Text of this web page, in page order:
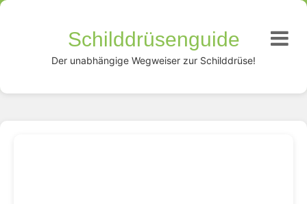
Schilddrüsenguide
Der unabhängige Wegweiser zur Schilddrüse!